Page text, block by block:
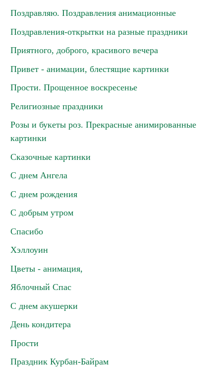
Поздравляю. Поздравления анимационные
Поздравления-открытки на разные праздники
Приятного, доброго, красивого вечера
Привет - анимации, блестящие картинки
Прости. Прощенное воскресенье
Религиозные праздники
Розы и букеты роз. Прекрасные анимированные
картинки
Сказочные картинки
С днем Ангела
С днем рождения
С добрым утром
Спасибо
Хэллоуин
Цветы - анимация,
Яблочный Спас
С днем акушерки
День кондитера
Прости
Праздник Курбан-Байрам